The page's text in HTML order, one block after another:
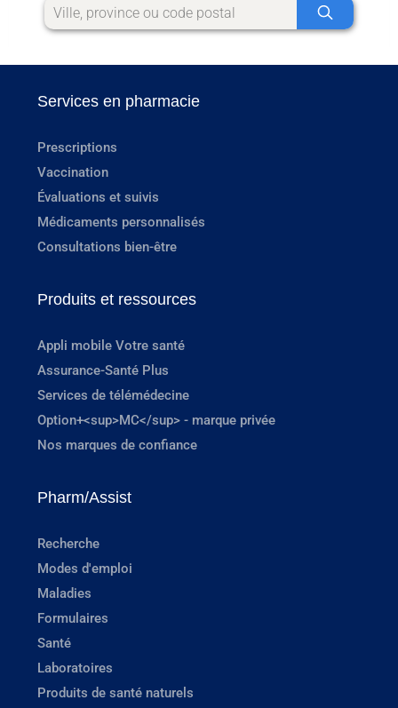
Services en pharmacie
Prescriptions
Vaccination
Évaluations et suivis
Médicaments personnalisés
Consultations bien-être
Produits et ressources
Appli mobile Votre santé
Assurance-Santé Plus
Services de télémédecine
Option+<sup>MC</sup> - marque privée
Nos marques de confiance
Pharm/Assist
Recherche
Modes d'emploi
Maladies
Formulaires
Santé
Laboratoires
Produits de santé naturels